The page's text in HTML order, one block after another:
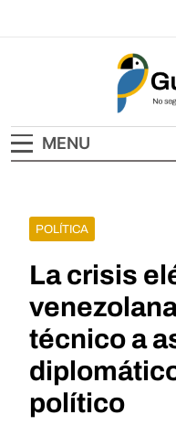
MENU
POLÍTICA
La crisis
técnico a
político